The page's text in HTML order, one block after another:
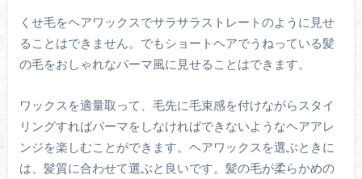
くせ毛をヘアワックスでサラサラストレートのように見せ
ることはできません。でもショートヘアでうねっている髪
の毛をおしゃれなパーマ風に見せることはできます。
ワックスを適量取って、毛先に毛束感を付けながらスタイ
リングすればパーマをしなければできないようなヘアアレ
ンジを楽しむことができます。ヘアワックスを選ぶときに
は、髪質に合わせて選ぶと良いです。髪の毛が柔らかめの